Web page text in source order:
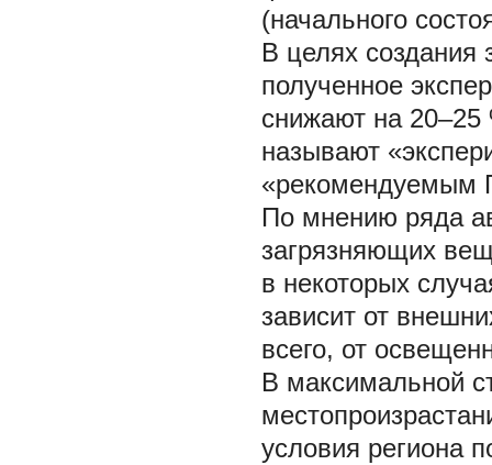
(начального
В целях создания
полученное
снижают на 20–25
называют
«рекомендуемым
По мнению ряда
загрязняющих
в некоторых
зависит от
всего, от
В максимальной
условия региона